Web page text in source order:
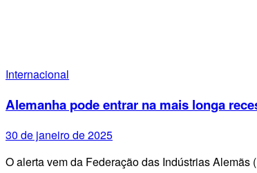
Internacional
Alemanha pode entrar na mais longa
30 de janeiro de 2025
O alerta vem da Federação das Indústrias